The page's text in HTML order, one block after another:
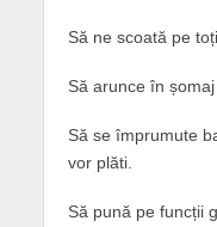
Să ne scoată pe
Să arunce în
Să se împrumute
vor plăti.
Să pună pe funcții